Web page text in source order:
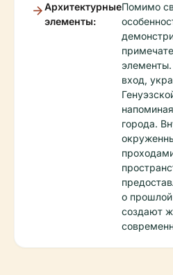
Архитектурные
элементы:
Помимо
вход,
города.
о
создают